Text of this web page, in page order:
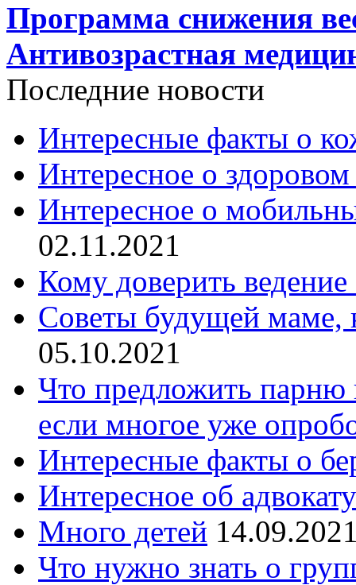
Программа снижения
Антивозрастная
Последние новости
Интересные факты о
Интересное о
Интересное о
02.11.2021
Кому доверить
Советы будущей маме,
05.10.2021
Что предложить парню
если многое уже
Интересные факты о
Интересное об
Много детей
Что нужно знать о